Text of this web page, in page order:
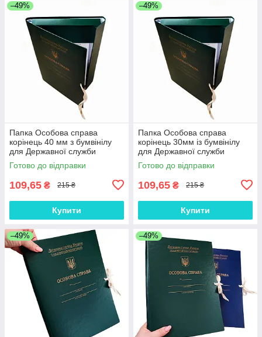
–49%
Папка Особова справа
корінець 40 мм з бумвінілу
для Державної служби
України НС з тисненням ф.
А4 на зав'язках зелений
Готово до відправки
109,65 ₴ 215 ₴
Купити
–49%
Папка Особова справа
корінець 30мм із бумвінілу
для Державної служби
України НС з тисненням ф.
А4, зав'язки зелений
Готово до відправки
109,65 ₴ 215 ₴
Купити
–49% –49%